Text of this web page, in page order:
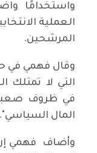
واستخدامًا
العملية
المرشحين.
وقال فهمي في
التي لا تمتلك
في ظروف صعبة
المال السياسي".
وأضاف فهمي